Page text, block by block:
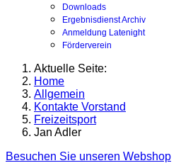
Downloads
Ergebnisdienst Archiv
Anmeldung Latenight
Förderverein
Aktuelle Seite:
Home
Allgemein
Kontakte Vorstand
Freizeitsport
Jan Adler
Besuchen Sie unseren Webshop